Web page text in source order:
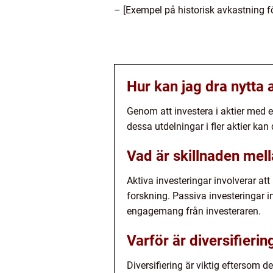
– [Exempel på historisk avkastning
Hur kan jag dra nytta
Genom att investera i aktier med
dessa utdelningar i fler aktier
Vad är skillnaden
Aktiva investeringar involverar
forskning. Passiva investeringar
engagemang från investeraren.
Varför är
Diversifiering är viktig eftersom